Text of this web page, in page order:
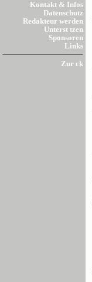
Kontakt & Infos
Datenschutz
Redakteur werden
Unterst tzen
Sponsoren
Links
Zur ck